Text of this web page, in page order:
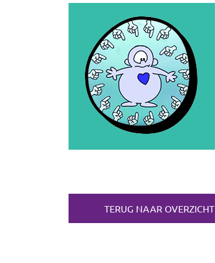
TERUG NAAR OVERZICHT